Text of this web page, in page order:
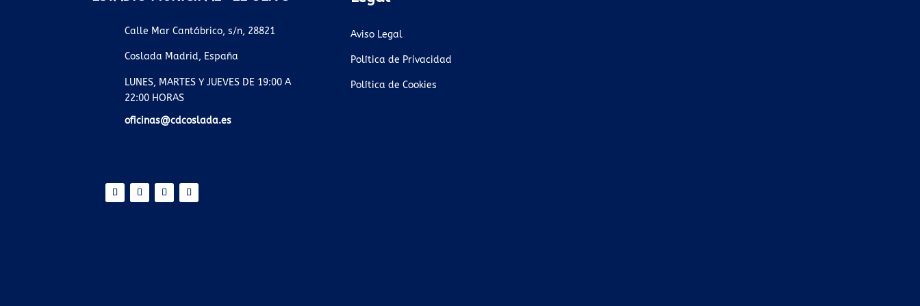
Calle Mar Cantábrico, s/n, 28821
Coslada Madrid, España
LUNES, MARTES Y JUEVES DE 19:00 A
22:00 HORAS
oficinas@cdcoslada.es
Aviso Legal
Política de Privacidad
Política de Cookies